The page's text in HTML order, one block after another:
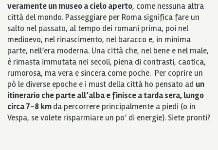
veramente un museo a cielo aperto, come nessuna altra
città del mondo. Passeggiare per Roma significa fare un
salto nel passato, al tempo dei romani prima, poi nel
medioevo, nel rinascimento, nel baracco e, in minima
parte, nell’era moderna. Una città che, nel bene e nel male,
è rimasta immutata nei secoli, piena di contrasti, caotica,
rumorosa, ma vera e sincera come poche. Per coprire un
pò le diverse epoche e i must della città ho pensato ad un
itinerario che parte all’alba e finisce a tarda sera, lungo
circa 7-8 kmda percorrere principalmente a piedi (o in
Vespa, se volete risparmiare un po’ di energie). Siete pronti?